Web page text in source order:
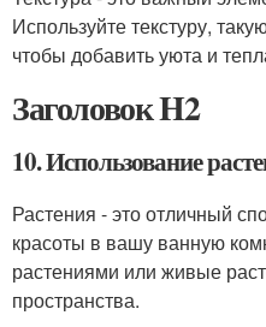
Используйте текстуру,
чтобы добавить уюта и
Заголовок H2
10. Использование
Растения - это отличный
красоты в вашу ванную
растениями или живые
пространства.